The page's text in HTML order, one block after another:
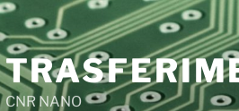
CNR NANO